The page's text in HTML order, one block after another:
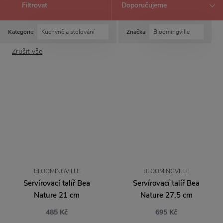
Filtrovat
Kategorie Kuchyně a stolování Značka Bloomingville
Zrušit vše
BLOOMINGVILLE
Servírovací talíř Bea
Nature 21 cm
485 Kč
BLOOMINGVILLE
Servírovací talíř Bea
Nature 27,5 cm
695 Kč